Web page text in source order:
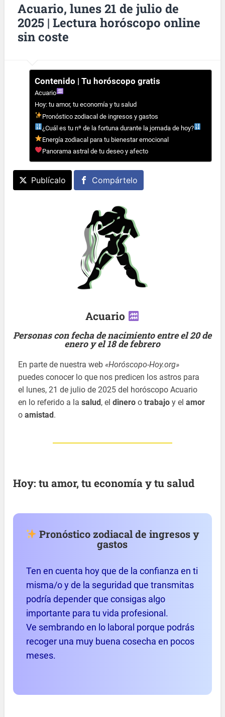
Acuario, lunes 21 de julio de
2025 | Lectura horóscopo online
sin coste
Contenido | Tu horóscopo gratis
Acuario
Hoy: tu amor, tu economía y tu salud
Pronóstico zodiacal de ingresos y gastos
¿Cuál es tu nº de la fortuna durante la jornada de hoy?
Energía zodiacal para tu bienestar emocional
Panorama astral de tu deseo y afecto
Publícalo Compártelo
Acuario
Personas con fecha de nacimiento entre el 20 de
enero y el 18 de febrero
En parte de nuestra web «Horóscopo-Hoy.org»
puedes conocer lo que nos predicen los astros para
el lunes, 21 de julio de 2025 del horóscopo Acuario
en lo referido a lasalud , eldinero otrabajo y elamor
oamistad .
Hoy: tu amor, tu economía y tu salud
Pronóstico zodiacal de ingresos y
gastos
Ten en cuenta hoy que de la confianza en ti
misma/o y de la seguridad que transmitas
podría depender que consigas algo
importante para tu vida profesional.
Ve sembrando en lo laboral porque podrás
recoger una muy buena cosecha en pocos
meses.